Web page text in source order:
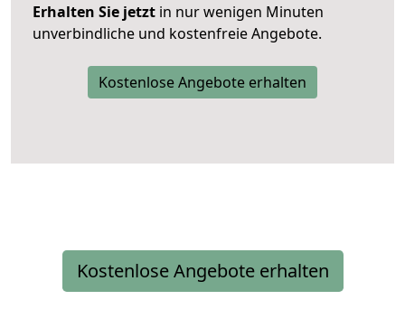
Erhalten Sie jetzt in nur wenigen Minuten
unverbindliche und kostenfreie Angebote.
Kostenlose Angebote erhalten
Kostenlose Angebote erhalten